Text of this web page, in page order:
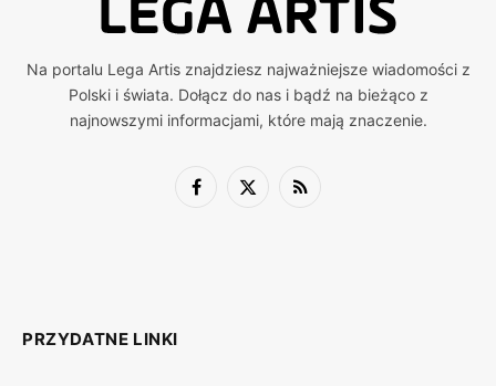
Na portalu Lega Artis znajdziesz najważniejsze wiadomości z
Polski i świata. Dołącz do nas i bądź na bieżąco z
najnowszymi informacjami, które mają znaczenie.
Facebook
X
RSS
PRZYDATNE LINKI